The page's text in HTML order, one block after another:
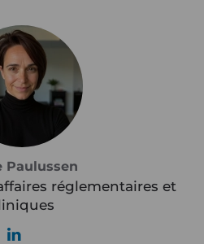
Paulussen
réglementaires et